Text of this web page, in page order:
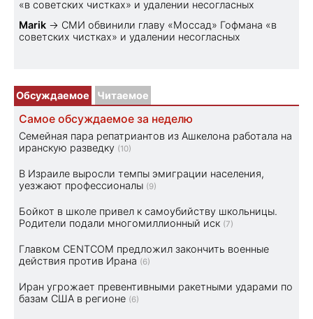
«в советских чистках» и удалении несогласных
Marik → СМИ обвинили главу «Моссад» Гофмана «в
советских чистках» и удалении несогласных
Обсуждаемое Читаемое
Самое обсуждаемое за неделю
Семейная пара репатриантов из Ашкелона работала на
иранскую разведку (10)
В Израиле выросли темпы эмиграции населения,
уезжают профессионалы (9)
Бойкот в школе привел к самоубийству школьницы.
Родители подали многомиллионный иск (7)
Главком CENTCOM предложил закончить военные
действия против Ирана (6)
Иран угрожает превентивными ракетными ударами по
базам США в регионе (6)